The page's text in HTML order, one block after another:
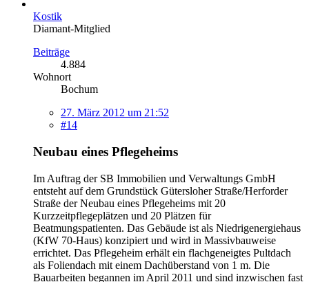
Kostik
Diamant-Mitglied
Beiträge
4.884
Wohnort
Bochum
27. März 2012 um 21:52
#14
Neubau eines Pflegeheims
Im Auftrag der SB Immobilien und Verwaltungs GmbH
entsteht auf dem Grundstück Gütersloher Straße/Herforder
Straße der Neubau eines Pflegeheims mit 20
Kurzzeitpflegeplätzen und 20 Plätzen für
Beatmungspatienten. Das Gebäude ist als Niedrigenergiehaus
(KfW 70-Haus) konzipiert und wird in Massivbauweise
errichtet. Das Pflegeheim erhält ein flachgeneigtes Pultdach
als Foliendach mit einem Dachüberstand von 1 m. Die
Bauarbeiten begannen im April 2011 und sind inzwischen fast